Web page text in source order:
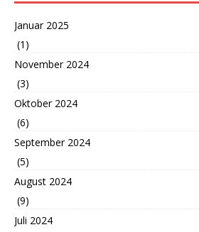
Januar 2025
(1)
November 2024
(3)
Oktober 2024
(6)
September 2024
(5)
August 2024
(9)
Juli 2024